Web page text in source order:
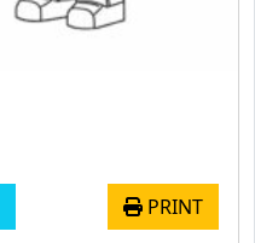
PRINT